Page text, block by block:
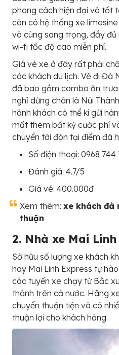
phong cách hiện đại và tốt
còn có hệ thống xe
vô cùng sang trọng, đầy đủ
wi-fi tốc độ cao miễn phí.
Giá vé xe ở đây rất phải
các khách du lịch. Vé đi Đà
đã bao gồm combo ăn
nghỉ dừng chân là Núi
hành khách có thể kí gửi
mất thêm bất kỳ cước phí
chuyển tới đón tại điểm đã
Số điện thoại: 0968 744
Đánh giá: 4.7/5
Giá vé: 400.000đ
Xem thêm: xe khách đà
thuận
2. Nhà xe Mai
Sở hữu số lượng xe khách
hay Mai Linh Express tự
các tuyến xe chạy từ Bắc
thành trên cả nước. Hãng
chuyển thuận tiện và có
thuận lợi cho khách hàng.